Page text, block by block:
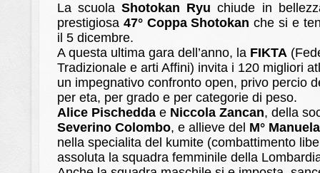
La scuolaShotokan Ryu chiude in
prestigiosa 47° Coppa Shotokan che si e
il 5 dicembre.
A questa ultima gara dell’anno, la FIKTA
Tradizionale e arti Affini) invita i 120 migliori
un impegnativo confronto open, privo percio
per eta, per grado e per categorie di peso.
Alice Pischedda e Niccola Zancan, della
Severino Colombo, e allieve del M°
nella specialita del kumite (combattimento
assoluta la squadra femminile della